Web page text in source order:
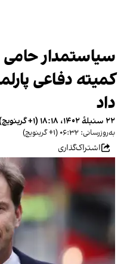
سیاستمدار حامی
کمیته دفاعی
داد
۲۲ سنبلهٔ ۱۴۰۲، ۱۸:۱۸ (‎+۱ گرینویچ)
به‌روزرسانی: ۰۶:۳۲ (‎+۱ گرینویچ)
اشتراک‌گذاری